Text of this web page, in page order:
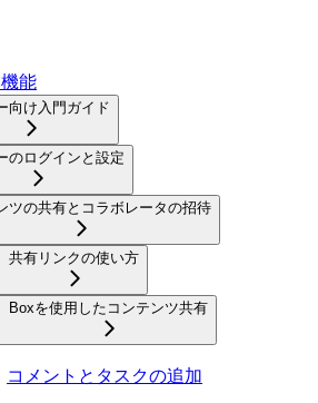
能
向け入門ガイド
のログインと設定
ツの共有とコラボレータの招待
共有リンクの使い方
Boxを使用したコンテンツ共有
コメントとタスクの追加